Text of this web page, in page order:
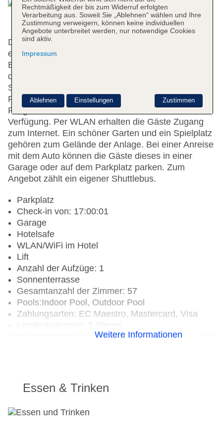
Der Komplex bietet 57 Zimmer und verfügt über
einen Aufzug. An der Rezeption im
Empfangsbereich steht englisch- und
deutschsprachiges Personal mit Rat und Tat zur
Seite. Eine Gepäckaufbewahrung, ein Safe, ein TV-
Raum, ein Spielzimmer, ein Wäscheservice und ein
Faxgerät stehen den Gästen des Hotels zur
Verfügung. Per WLAN erhalten die Gäste Zugang
zum Internet. Ein schöner Garten und ein Spielplatz
gehören zum Gelände der Anlage. Bei einer Anreise
mit dem Auto können die Gäste dieses in einer
Garage oder auf dem Parkplatz parken. Zum
Angebot zählt ein eigener Shuttlebus.
Parkplatz
Check-in von: 17:00:01
Garage
Hotelsafe
WLAN/WiFi im Hotel
Lift
Anzahl der Aufzüge: 1
Sonnenterrasse
Gesamtanzahl der Zimmer: 57
Pools:Indoor Pool, Outdoor Pool
Zahlungsarten: EC Maestro, Mastercard, Visa
Weitere Informationen
Essen & Trinken
Rechtmäßigkeit der bis zum Widerruf erfolgten
Verarbeitung aus. Soweit Sie „Ablehnen“ wählen und Ihre
Zustimmung verweigern, können keine individuellen
Angebote unterbreitet werden, nur notwendige Cookies
sind aktiv.
Impressum
Zustimmen
Ablehnen Einstellungen